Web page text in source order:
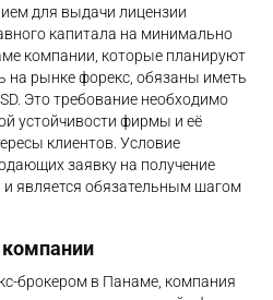
для выдачи лицензии
капитала на минимально
компании, которые планируют
на рынке форекс, обязаны иметь
Это требование необходимо
устойчивости фирмы и её
клиентов. Условие
заявку на получение
является обязательным шагом
брокером в Панаме, компания